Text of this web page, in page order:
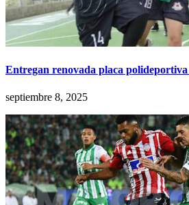
Entregan renovada placa
septiembre 8, 2025